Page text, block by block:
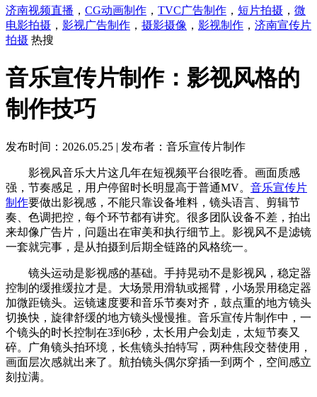
济南视频直播 ， CG动画制作 ， TVC广告制作 ， 短片拍摄 ， 微
电影拍摄 ， 影视广告制作 ， 摄影摄像 ， 影视制作 ， 济南宣传片
拍摄 热搜
音乐宣传片制作：影视风格的
制作技巧
发布时间：2026.05.25 | 发布者：音乐宣传片制作
影视风音乐大片这几年在短视频平台很吃香。画面质感
强，节奏感足，用户停留时长明显高于普通MV。 音乐宣传片
制作要做出影视感，不能只靠设备堆料，镜头语言、剪辑节
奏、色调把控，每个环节都有讲究。很多团队设备不差，拍出
来却像广告片，问题出在审美和执行细节上。影视风不是滤镜
一套就完事，是从拍摄到后期全链路的风格统一。
镜头运动是影视感的基础。手持晃动不是影视风，稳定器
控制的缓推缓拉才是。大场景用滑轨或摇臂，小场景用稳定器
加微距镜头。运镜速度要和音乐节奏对齐，鼓点重的地方镜头
切换快，旋律舒缓的地方镜头慢慢推。音乐宣传片制作中，一
个镜头的时长控制在3到6秒，太长用户会划走，太短节奏又
碎。广角镜头拍环境，长焦镜头拍特写，两种焦段交替使用，
画面层次感就出来了。航拍镜头偶尔穿插一到两个，空间感立
刻拉满。